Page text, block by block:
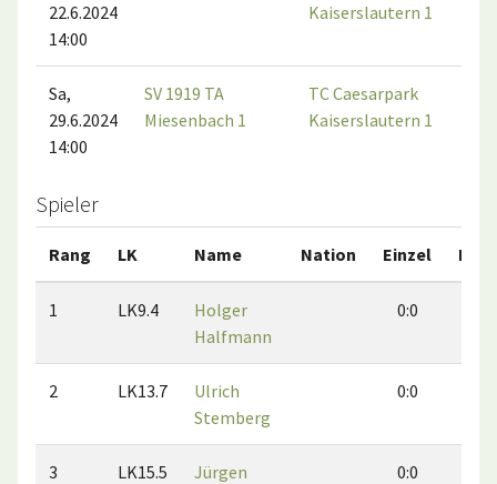
22.6.2024
14:00
Kaiserslautern 1
Sa,
29.6.2024
14:00
SV 1919 TA
Miesenbach 1
TC Caesarpark
Kaiserslautern 1
Spieler
Rang LK Name Nation Einzel
1 LK9.4
Holger
Halfmann
0:0
2 LK13.7
Ulrich
Stemberg
0:0
3 LK15.5
Jürgen
0:0